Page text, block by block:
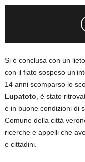
Si è conclusa con un
con il fiato sospeso
14 anni scomparso lo
Lupatoto , è stato
è in buone condizioni di
Comune della città
ricerche e appelli che
e cittadini.